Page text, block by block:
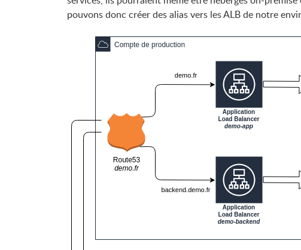
pouvons donc créer des alias vers les ALB de notre